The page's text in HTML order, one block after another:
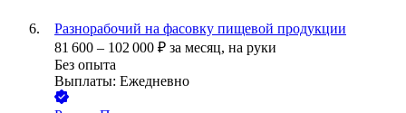
Разнорабочий на фасовку пищевой продукции
81 600 – 102 000 ₽ за месяц, на руки
Без опыта
Выплаты: Ежедневно